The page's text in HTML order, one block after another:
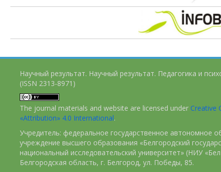
Научный результат. Научный результат. Педагогика и
(ISSN 2313-8971)
The journal materials and website are licensed under Creative
«Attribution» 4.0 International.
Учредитель: федеральное государственное автономное
учреждение высшего образования «Белгородский
национальный исследовательский университет» (НИУ
Белгородская область, г. Белгород, ул. Победы, 85.